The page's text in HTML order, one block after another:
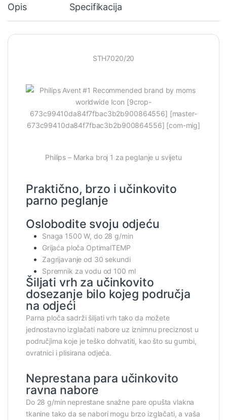
Opis Specifikacija
STH7020/20
Philips – Marka broj 1 za peglanje u svijetu
Praktično, brzo i učinkovito
parno peglanje
Oslobodite svoju odjeću
Snaga 1500 W, do 28 g/min
Grijaća ploča OptimalTEMP
Zagrijavanje od 30 sekundi
Spremnik za vodu od 100 ml
Šiljati vrh za učinkovito
dosezanje bilo kojeg područja
na odjeći
Parna ploča sadrži šiljati vrh tako da možete
jednostavno izglačati nabore uz iznimnu preciznost u
područjima koje je teško dohvatiti, kao što su gumbi,
ovratnici i plisirana odjeća.
Neprestana para učinkovito
ravna nabore
Do 28 g/min neprestane snažne pare opušta vlakna
tkanine tako da se nabori mogu brzo izglačati, a vaša